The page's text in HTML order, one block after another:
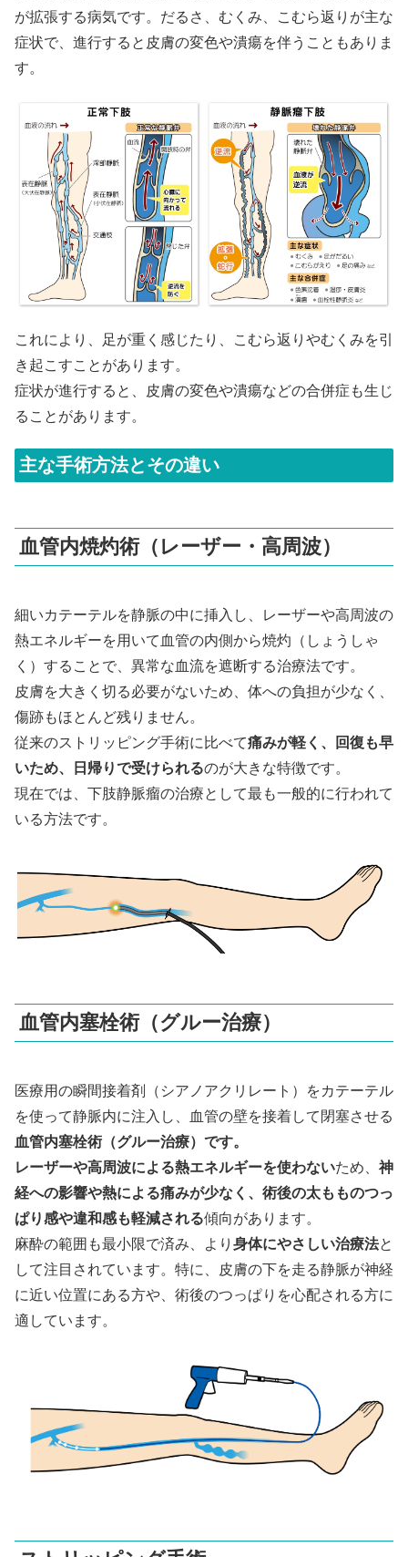
が拡張する病気です。だるさ、むくみ、こむら返りが主な
症状で、進行すると皮膚の変色や潰瘍を伴うこともありま
す。
これにより、足が重く感じたり、こむら返りやむくみを引
き起こすことがあります。
症状が進行すると、皮膚の変色や潰瘍などの合併症も生じ
ることがあります。
主な手術方法とその違い
血管内焼灼術（レーザー・高周波）
細いカテーテルを静脈の中に挿入し、レーザーや高周波の
熱エネルギーを用いて血管の内側から焼灼（しょうしゃ
く）することで、異常な血流を遮断する治療法です。
皮膚を大きく切る必要がないため、体への負担が少なく、
傷跡もほとんど残りません。
従来のストリッピング手術に比べて痛みが軽く、回復も早
いため、日帰りで受けられるのが大きな特徴です。
現在では、下肢静脈瘤の治療として最も一般的に行われて
いる方法です。
血管内塞栓術（グルー治療）
医療用の瞬間接着剤（シアノアクリレート）をカテーテル
を使って静脈内に注入し、血管の壁を接着して閉塞させる
血管内塞栓術（グルー治療）です。
レーザーや高周波による熱エネルギーを使わないため、 神
経への影響や熱による痛みが少なく、術後の太もものつっ
ぱり感や違和感も軽減される傾向があります。
麻酔の範囲も最小限で済み、より 身体にやさしい治療法と
して注目されています。特に、皮膚の下を走る静脈が神経
に近い位置にある方や、術後のつっぱりを心配される方に
適しています。